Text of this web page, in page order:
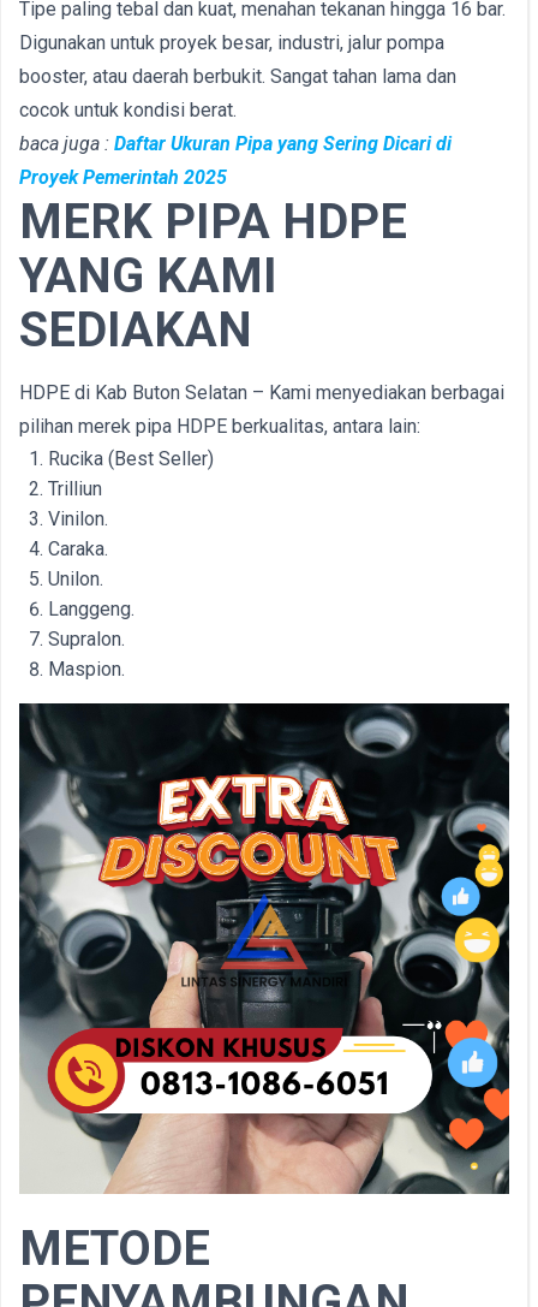
Tipe paling tebal dan kuat, menahan tekanan hingga 16 bar.
Digunakan untuk proyek besar, industri, jalur pompa
booster, atau daerah berbukit. Sangat tahan lama dan
cocok untuk kondisi berat.
baca juga : Daftar Ukuran Pipa yang Sering Dicari di
Proyek Pemerintah 2025
MERK PIPA HDPE
YANG KAMI
SEDIAKAN
HDPE di Kab Buton Selatan – Kami menyediakan berbagai
pilihan merek pipa HDPE berkualitas, antara lain:
Rucika (Best Seller)
Trilliun
Vinilon.
Caraka.
Unilon.
Langgeng.
Supralon.
Maspion.
METODE